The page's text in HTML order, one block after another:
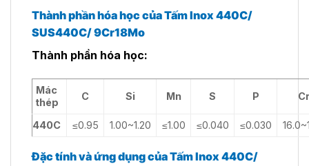
Thành phần hóa học của Tấm Inox 440C/
SUS440C/ 9Cr18Mo
Thành phần hóa học:
Mác
thép
C Si Mn S P Cr
440C ≤0.95 1.00~1.20 ≤1.00 ≤0.040 ≤0.030
Đặc tính và ứng dụng của Tấm Inox 440C/